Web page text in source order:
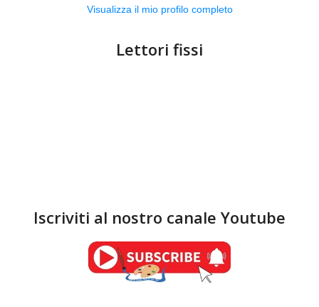
Visualizza il mio profilo completo
Lettori fissi
Iscriviti al nostro canale Youtube